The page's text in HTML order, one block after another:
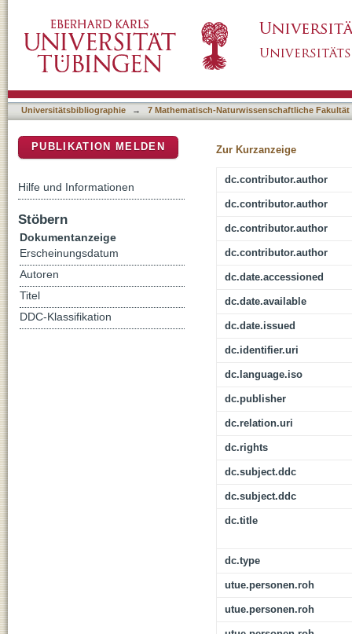
pertenue
Universitätsbibliographie → 7 Mathematisch-Naturwissenschaftliche Fakultät
Zur Kurzanzeige
dc.contributor.author
dc.contributor.author
dc.contributor.author
dc.contributor.author
dc.date.accessioned
dc.date.available
dc.date.issued
dc.identifier.uri
dc.language.iso
dc.publisher
dc.relation.uri
dc.rights
dc.subject.ddc
dc.subject.ddc
dc.title
dc.type
utue.personen.roh
utue.personen.roh
PUBLIKATION MELDEN
Hilfe und Informationen
Stöbern
Dokumentanzeige
Erscheinungsdatum
Autoren
Titel
DDC-Klassifikation